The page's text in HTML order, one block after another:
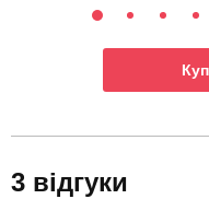
3 відгуки